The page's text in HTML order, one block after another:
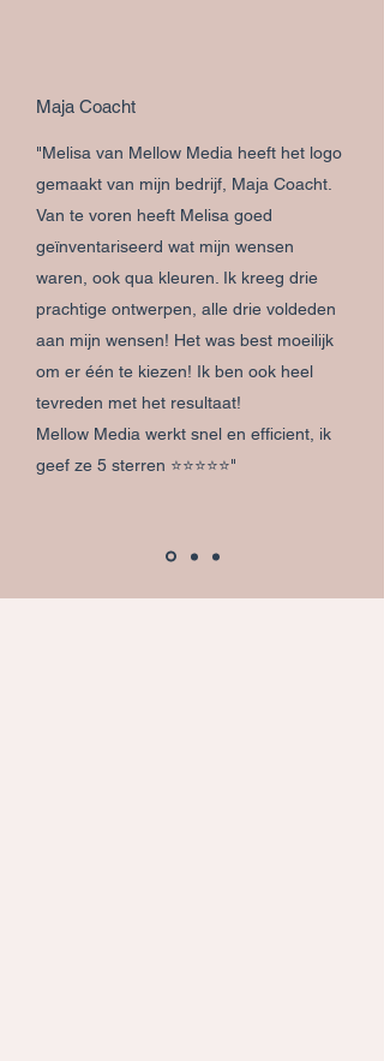
Maja Coacht
"Melisa van Mellow Media heeft het logo
gemaakt van mijn bedrijf, Maja Coacht.
Van te voren heeft Melisa goed
geïnventariseerd wat mijn wensen
waren, ook qua kleuren. Ik kreeg drie
prachtige ontwerpen, alle drie voldeden
aan mijn wensen! Het was best moeilijk
om er één te kiezen! Ik ben ook heel
tevreden met het resultaat!
Mellow Media werkt snel en efficient, ik
geef ze 5 sterren ⭐️⭐️⭐️⭐️⭐️"